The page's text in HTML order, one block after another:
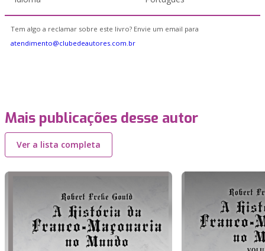
Tem algo a reclamar sobre este livro? Envie um email para
atendimento@clubedeautores.com.br
Mais publicações desse autor
Ver a lista completa